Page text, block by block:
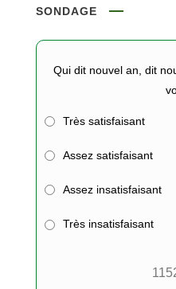
SONDAGE
Qui dit nouvel an, dit
Très satisfaisant
Assez satisfaisant
Assez insatisfaisant
Très insatisfaisant